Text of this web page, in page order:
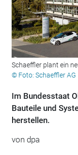
Schaeffler plant ein
© Foto: Schaeffler AG
Im Bundesstaat
Bauteile und
herstellen.
von dpa